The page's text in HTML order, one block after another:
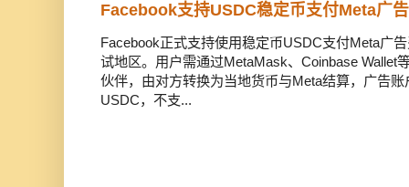
Facebook支持USDC稳定币支付Meta广
Facebook正式支持使用稳定币USDC支付Meta广
试地区。用户需通过MetaMask、Coinbase Wallet
伙伴，由对方转换为当地货币与Meta结算，广告
USDC，不支...